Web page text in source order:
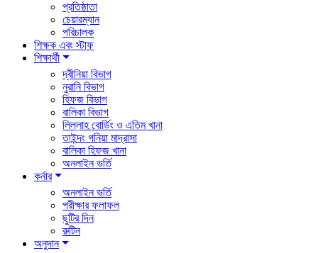
প্রতিষ্ঠাতা
চেয়ারম্যান
পরিচালক
শিক্ষক এবং স্টাফ
শিক্ষার্থী
দ্বীনিয়া বিভাগ
নুরানি বিভাগ
হিফজ বিভাগ
বালিকা বিভাগ
লিল্লাহ বোর্ডিং ও এতিম খানা
তাইন্দং গনিয়া মাদ্রাসা
বালিকা হিফজ খানা
অনলাইন ভর্তি
কর্নার
অনলাইন ভর্তি
পরীক্ষার ফলাফল
ছুটির দিন
রুটিন
অনুদান